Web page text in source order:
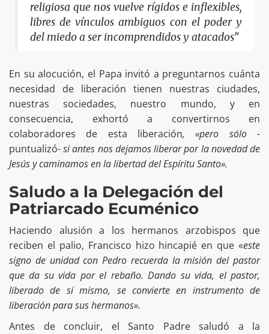
religiosa que nos vuelve rígidos e inflexibles,
libres de vínculos ambiguos con el poder y
del miedo a ser incomprendidos y atacados”
En su alocución, el Papa invitó a preguntarnos cuánta
necesidad de liberación tienen nuestras ciudades,
nuestras sociedades, nuestro mundo, y en
consecuencia, exhortó a convertirnos en
colaboradores de esta liberación, «pero sólo -
puntualizó-si antes nos dejamos liberar por la novedad de
Jesús y caminamos en la libertad del Espíritu Santo».
Saludo a la Delegación del
Patriarcado Ecuménico
Haciendo alusión a los hermanos arzobispos que
reciben el palio, Francisco hizo hincapié en que «este
signo de unidad con Pedro recuerda la misión del pastor
que da su vida por el rebaño. Dando su vida, el pastor,
liberado de sí mismo, se convierte en instrumento de
liberación para sus hermanos».
Antes de concluir, el Santo Padre saludó a la